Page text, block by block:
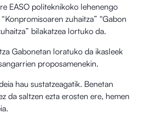
EASO politeknikoko lehenengo
zuhaitza” “Gabon
bilakatzea lortuko da.
Gabonetan loratuko da ikasleek
proposamenekin.
hau sustatzeagatik. Benetan
da saltzen ezta erosten ere, hemen